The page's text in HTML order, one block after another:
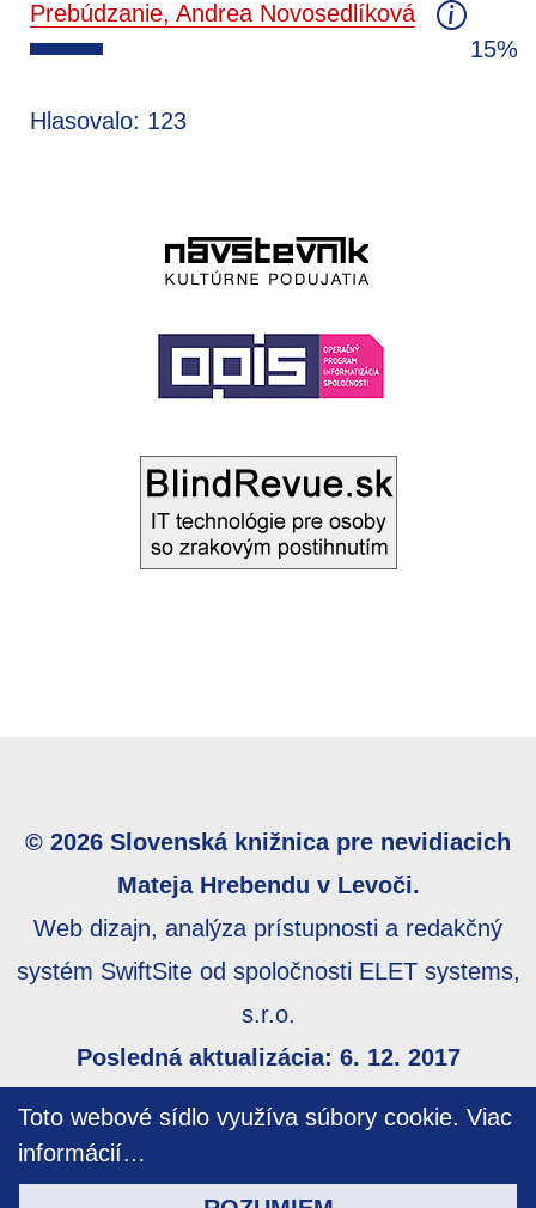
Toto webové sídlo využíva súbory cookie. Viac
informácií…
Prebúdzanie, Andrea Novosedlíková
15%
Hlasovalo: 123
© 2026 Slovenská knižnica pre nevidiacich
Mateja Hrebendu v Levoči.
Web dizajn, analýza prístupnosti a redakčný
systém SwiftSite od spoločnosti ELET systems,
s.r.o.
Posledná aktualizácia: 6. 12. 2017
prístupnosti